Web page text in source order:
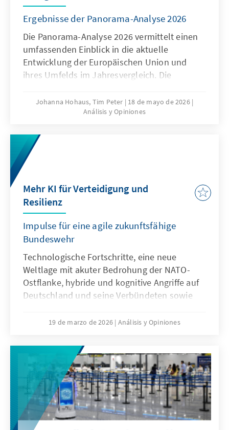
Ergebnisse der Panorama-Analyse 2026
Die Panorama-Analyse 2026 vermittelt einen
umfassenden Einblick in die aktuelle
Entwicklung der Europäischen Union und
ihres Umfelds im Jahresvergleich. Die
multithematische Standortbestimmung in
den Bereichen Innovation und
Ausrichtung der Mitgliedstaaten und Globales
Umfeld. Durch die Verwendung qualitativer
und quantitativer Indikatoren gibt sie
Entwicklungen.
Johanna Hohaus, Tim Peter
18 de mayo de 2026
Análisis y Opiniones
Mehr KI für Verteidigung und
Resilienz
Impulse für eine agile zukunftsfähige
Bundeswehr
Technologische Fortschritte, eine neue
Weltlage mit akuter Bedrohung der NATO-
Ostflanke, hybride und kognitive Angriffe auf
Deutschland und seine Verbündeten sowie
stellen die Bundeswehr vor neue
aber nicht nur Treiber bei diesen
Entwicklungen, sondern zugleich eine
Antwort. Dafür bedarf es einer KI-Strategie,
die wesentliche Herausforderungen gezielt
adressiert und die Möglichkeiten von KI nach
ethischen Richtlinien aktiv nutzt, um effizient
abschrecken zu können.
19 de marzo de 2026 Análisis y Opiniones